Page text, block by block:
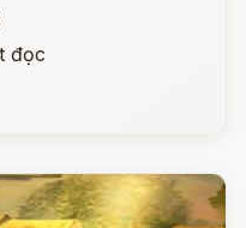
đọc